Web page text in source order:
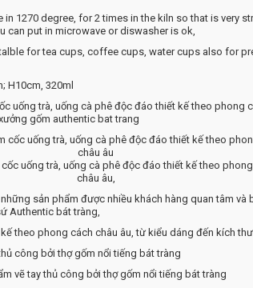
1270 degree, for 2 times in the kiln so that is very
can put in microwave or diswasher is ok,
for tea cups, coffee cups, water cups also for
H10cm, 320ml
uống trà, uống cà phê độc đáo thiết kế theo phong
gốm authentic bat trang
uống trà, uống cà phê độc đáo thiết kế theo
châu âu,
sản phẩm được nhiều khách hàng quan tâm và
Authentic bát tràng,
theo phong cách châu âu, từ kiểu dáng đến kích
vẽ tay thủ công bởi thợ gốm nổi tiếng bát tràng